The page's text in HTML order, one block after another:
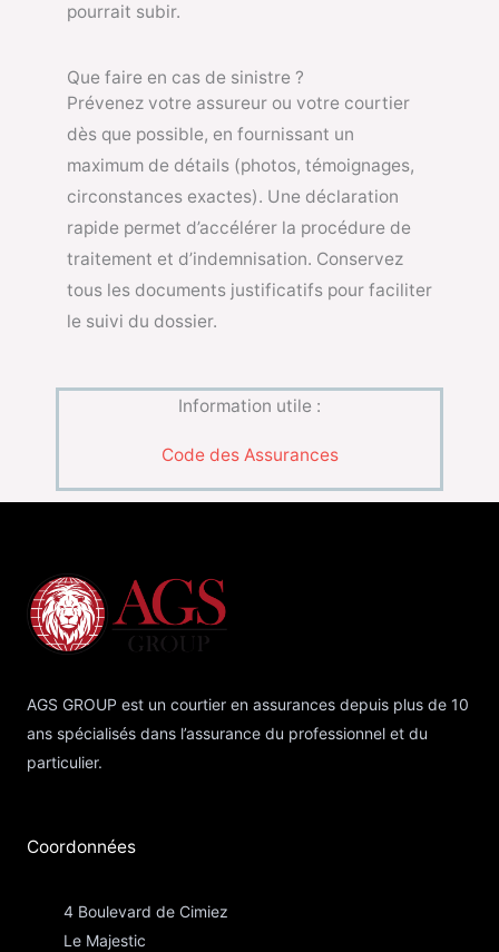
pourrait subir.
Que faire en cas de sinistre ?
Prévenez votre assureur ou votre courtier
dès que possible, en fournissant un
maximum de détails (photos, témoignages,
circonstances exactes). Une déclaration
rapide permet d’accélérer la procédure de
traitement et d’indemnisation. Conservez
tous les documents justificatifs pour faciliter
le suivi du dossier.
Information utile :
Code des Assurances
AGS GROUP est un courtier en assurances depuis plus de 10
ans spécialisés dans l’assurance du professionnel et du
particulier.
Coordonnées​
4 Boulevard de Cimiez
Le Majestic